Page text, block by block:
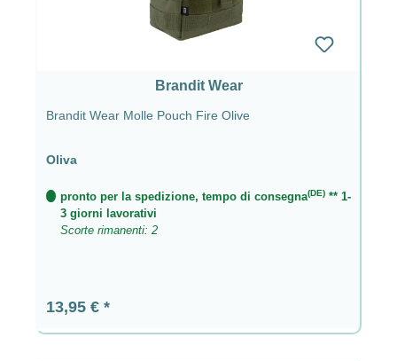
Brandit Wear
Brandit Wear Molle Pouch Fire Olive
Oliva
pronto per la spedizione, tempo di consegna(DE)** 1-
3 giorni lavorativi
Scorte rimanenti: 2
Prezzo normale:
13,95 €